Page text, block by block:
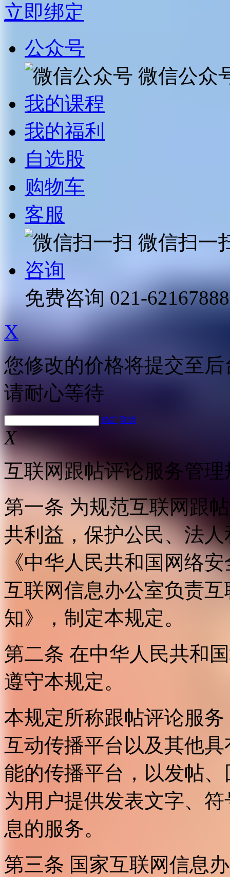
立即绑定
公众号
微信公众
我的课程
我的福利
自选股
购物车
客服
微信扫一
咨询
免费咨询 021-62167888
X
您修改的价格将提交至
请耐心等待
确定 取消
X
互联网跟帖评论服务管理
第一条 为规范互联网跟
共利益，保护公民、法
《中华人民共和国网络
互联网信息办公室负责
知》，制定本规定。
第二条 在中华人民共和
遵守本规定。
本规定所称跟帖评论服
互动传播平台以及其他
能的传播平台，以发帖
为用户提供发表文字、
息的服务。
第三条 国家互联网信息